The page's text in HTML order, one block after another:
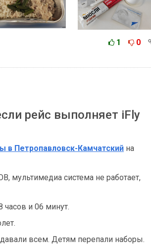
1 0
рейс выполняет iFly
в Петропавловск-Камчатский на
система не работает,
часов и 06 минут.
всем. Детям перепали наборы.